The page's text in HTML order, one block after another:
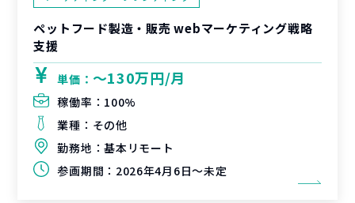
ペットフード製造・販売 webマーケティング戦略
支援
単価： 〜130万円/月
稼働率： 100%
業種： その他
勤務地：基本リモート
参画期間： 2026年4月6日～未定